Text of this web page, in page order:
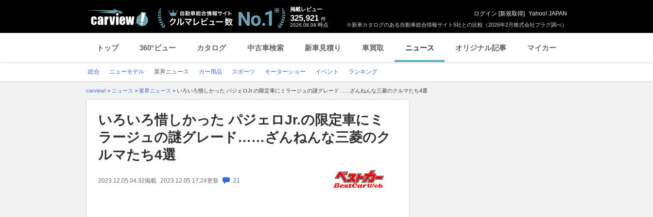
※新車カタログのある自動車総合情報サイト5社との比較（2026年2月株式会社プラグ調べ）
掲載レビュー
325,921 件
2026.08.08 時点
ログイン [新規取得] Yahoo! JAPAN
トップ 360°ビュー カタログ 中古車検索 新車見積り 車買取 ニュース オリジナル記事 マイカー
総合 ニューモデル 業界ニュース カー用品 スポーツ モーターショー イベント ランキング
carview! > ニュース > 業界ニュース > いろいろ惜しかった パジェロJr.の限定車にミラージュの謎グレード……ざんねんな三菱のクルマたち4選
いろいろ惜しかった パジェロJr.の限定車にミ
ラージュの謎グレード……ざんねんな三菱のク
ルマたち4選
2023.12.05 04:32掲載 2023.12.05 17:24更新 21